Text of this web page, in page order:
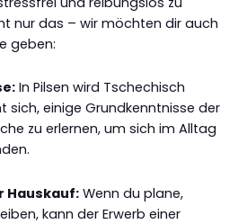
nur das – wir möchten dir auch
geben:
In Pilsen wird Tschechisch
sich, einige Grundkenntnisse der
zu erlernen, um sich im Alltag
Hauskauf: Wenn du plane,
kann der Erwerb einer